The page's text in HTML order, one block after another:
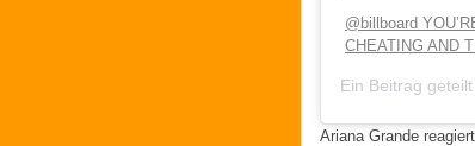
@billboard
CHEATING AND
Ein Beitrag
Ariana Grande